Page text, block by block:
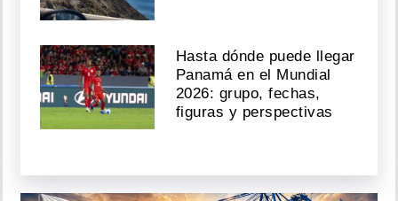
Hasta dónde puede llegar
Panamá en el Mundial
2026: grupo, fechas,
figuras y perspectivas